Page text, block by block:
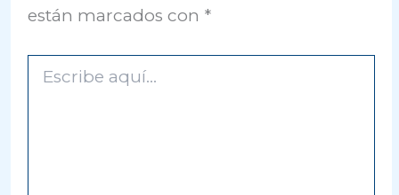
están marcados con *
aquí...